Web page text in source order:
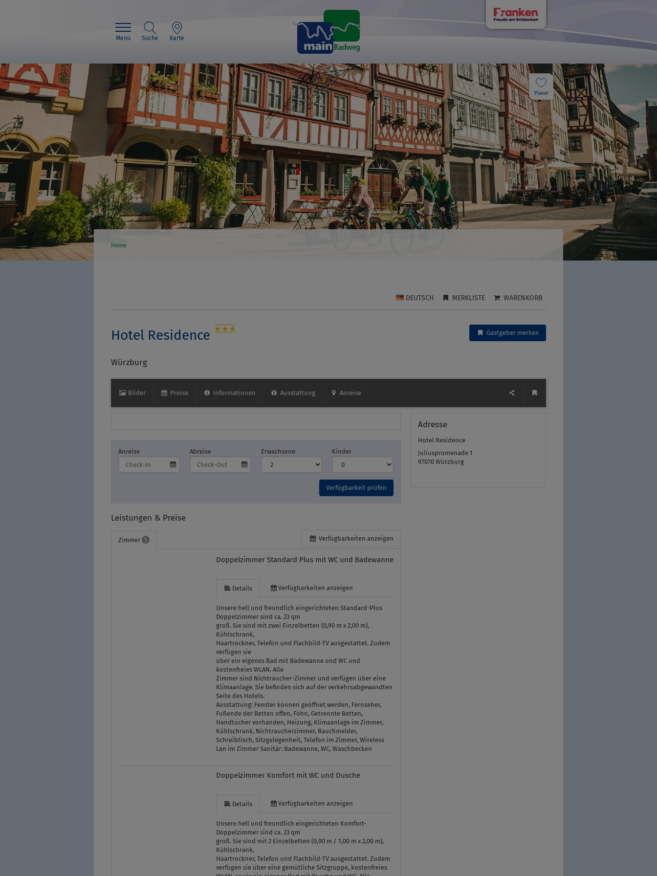
Menü Suche Karte
Planer
Home
DEUTSCH MERKLISTE WARENKORB
Hotel Residence Gastgeber merken
Würzburg
Bilder Preise Informationen Ausstattung Anreise
Anreise Abreise Erwachsene Kinder
Verfügbarkeit prüfen
Verfügbarkeiten anzeigen
Leistungen & Preise
Zimmer 5
Doppelzimmer Standard Plus mit WC und Badewanne
Details Verfügbarkeiten anzeigen
Unsere hell und freundlich eingerichteten Standard-Plus
Doppelzimmer sind ca. 23 qm
groß. Sie sind mit zwei Einzelbetten (0,90 m x 2,00 m),
Kühlschrank,
Haartrockner, Telefon und Flachbild-TV ausgestattet. Zudem
verfügen sie
über ein eigenes Bad mit Badewanne und WC und
kostenfreies WLAN. Alle
Zimmer sind Nichtraucher-Zimmer und verfügen über eine
Klimaanlage. Sie befinden sich auf der verkehrsabgewandten
Seite des Hotels.
Ausstattung: Fenster können geöffnet werden, Fernseher,
Fußende der Betten offen, Föhn, Getrennte Betten,
Handtücher vorhanden, Heizung, Klimaanlage im Zimmer,
Kühlschrank, Nichtraucherzimmer, Rauchmelder,
Schreibtisch, Sitzgelegenheit, Telefon im Zimmer, Wireless
Lan im ZimmerSanitär: Badewanne, WC, Waschbecken
Doppelzimmer Komfort mit WC und Dusche
Details Verfügbarkeiten anzeigen
Unsere hell und freundlich eingerichteten Komfort-
Doppelzimmer sind ca. 23 qm
groß. Sie sind mit 2 Einzelbetten (0,90 m / 1,00 m x 2,00 m),
Kühlschrank,
Haartrockner, Telefon und Flachbild-TV ausgestattet. Zudem
verfügen sie über eine gemütliche Sitzgruppe, kostenfreies
Adresse
Hotel Residence
Juliuspromenade 1
97070 Würzburg